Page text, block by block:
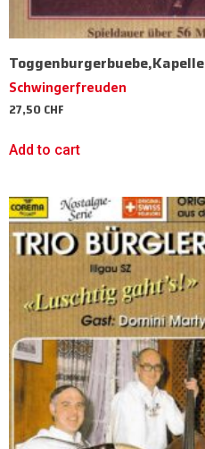
Toggenburgerbuebe,Kapelle
Schwingerfreuden
27,50CHF
Add to cart